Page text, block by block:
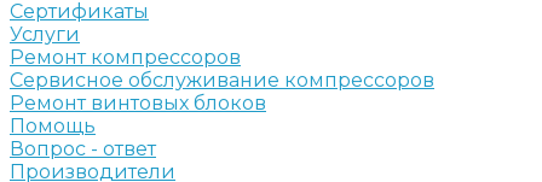
Сертификаты
Услуги
Ремонт компрессоров
Сервисное обслуживание компрессоров
Ремонт винтовых блоков
Помощь
Вопрос - ответ
Производители